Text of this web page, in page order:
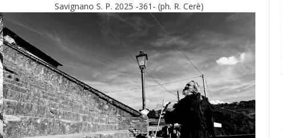
Savignano S. P. 2025 -361- (ph. R. Cerè)